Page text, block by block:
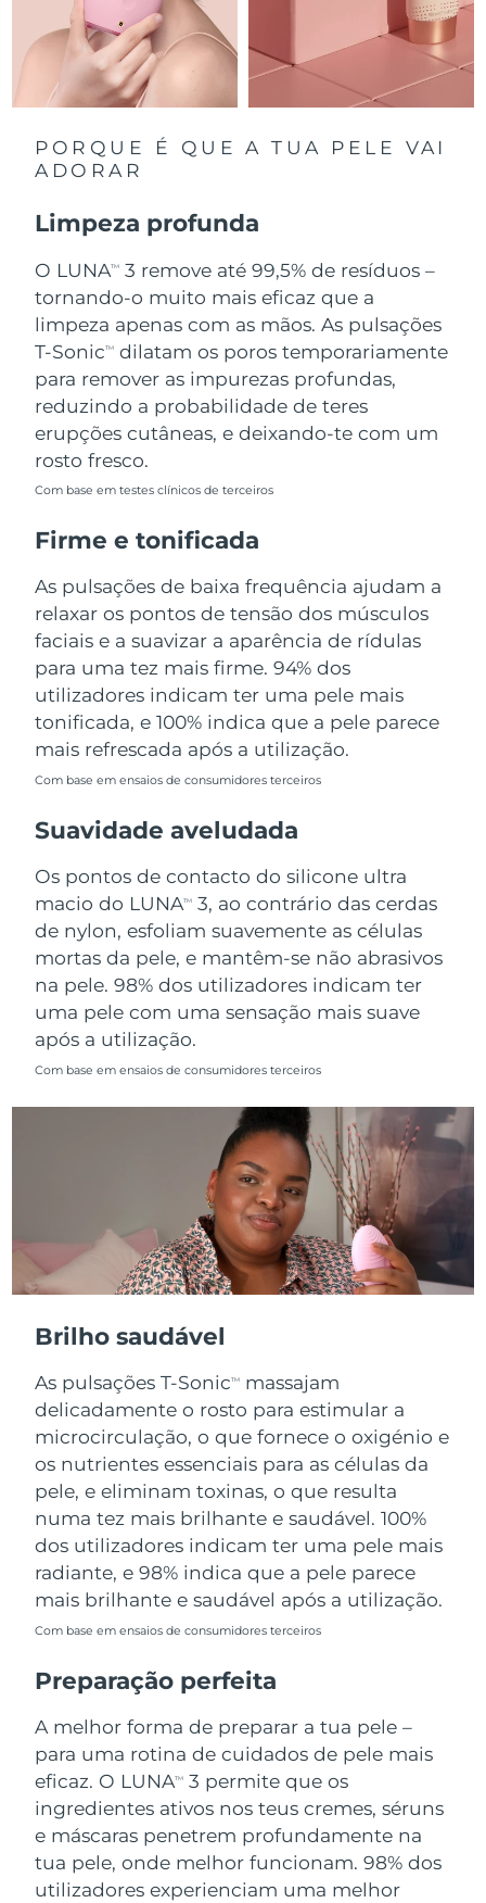
PORQUE É QUE A TUA PELE VAI
ADORAR
Limpeza profunda
O LUNATM
3 remove até 99,5% de resíduos –
tornando-o muito mais eficaz que a
limpeza apenas com as mãos. As pulsações
T-SonicTM
dilatam os poros temporariamente
para remover as impurezas profundas,
reduzindo a probabilidade de teres
erupções cutâneas, e deixando-te com um
rosto fresco.
Com base em testes clínicos de terceiros
Firme e tonificada
As pulsações de baixa frequência ajudam a
relaxar os pontos de tensão dos músculos
faciais e a suavizar a aparência de rídulas
para uma tez mais firme. 94% dos
utilizadores indicam ter uma pele mais
tonificada, e 100% indica que a pele parece
mais refrescada após a utilização.
Com base em ensaios de consumidores terceiros
Suavidade aveludada
Os pontos de contacto do silicone ultra
macio do LUNATM
3, ao contrário das cerdas
de nylon, esfoliam suavemente as células
mortas da pele, e mantêm-se não abrasivos
na pele. 98% dos utilizadores indicam ter
uma pele com uma sensação mais suave
após a utilização.
Com base em ensaios de consumidores terceiros
Brilho saudável
As pulsações T-SonicTM
massajam
delicadamente o rosto para estimular a
microcirculação, o que fornece o oxigénio e
os nutrientes essenciais para as células da
pele, e eliminam toxinas, o que resulta
numa tez mais brilhante e saudável. 100%
dos utilizadores indicam ter uma pele mais
radiante, e 98% indica que a pele parece
mais brilhante e saudável após a utilização.
Com base em ensaios de consumidores terceiros
Preparação perfeita
A melhor forma de preparar a tua pele –
para uma rotina de cuidados de pele mais
eficaz. O LUNATM
3 permite que os
ingredientes ativos nos teus cremes, séruns
e máscaras penetrem profundamente na
tua pele, onde melhor funcionam. 98% dos
utilizadores experienciam uma melhor
Singapura Entrega prevista8/11/26
Eslováquia Entrega prevista8/9/26
Eslovênia Entrega prevista 8/9/26
Coreia do Sul
Espanha Entrega prevista
Suécia Entrega prevista8/9/26
Suíça Entrega prevista
Taiwan
Tailândia
Turquia
Emirados Árabes
Unidos
Entrega prevista 8/10/26
Reino Unido Entrega prevista
Estados Unidos Entrega prevista8/10/26
Uzbequistão Entrega prevista
Vietnã Entrega prevista